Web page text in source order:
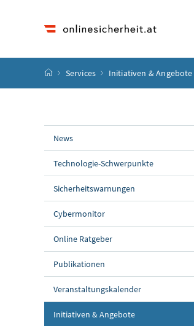
Startseite
Services Initiativen & Angebote
News
Technologie-Schwerpunkte
Sicherheitswarnungen
Cybermonitor
Online Ratgeber
Publikationen
Veranstaltungskalender
Initiativen & Angebote